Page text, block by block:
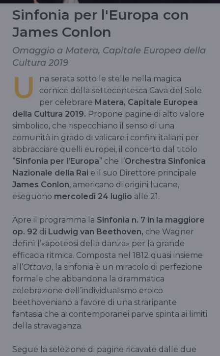
Sinfonia per l'Europa con
James Conlon
Omaggio a Matera, Capitale Europea della
Cultura 2019
U
na serata sotto le stelle nella magica
cornice della settecentesca Cava del Sole
per celebrare Matera, Capitale Europea
della Cultura 2019. Propone pagine di alto valore
simbolico, che rispecchiano il senso di una
comunità in grado di valicare i confini italiani per
abbracciare quelli europei, il concerto dal titolo
“Sinfonia per l’Europa” che l’Orchestra Sinfonica
Nazionale della Rai e il suo Direttore principale
James Conlon, americano di origini lucane,
eseguono mercoledì 24 luglio alle 21.
Apre il programma la Sinfonia n. 7 in la maggiore
op. 92 di Ludwig van Beethoven, che Wagner
definì l’«apoteosi della danza» per la grande
efficacia ritmica. Composta nel 1812 quasi insieme
all’Ottava, la sinfonia è un miracolo di perfezione
formale che abbandona la drammatica
celebrazione dell’individualismo eroico
beethoveniano a favore di una straripante
fantasia che ai contemporanei parve spinta ai limiti
della stravaganza.
Segue la selezione di pagine ricavate dalle due